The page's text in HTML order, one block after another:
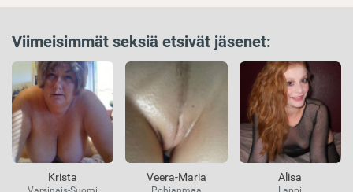
Viimeisimmät seksiä etsivät jäsenet:
Krista Veera-Maria Alisa